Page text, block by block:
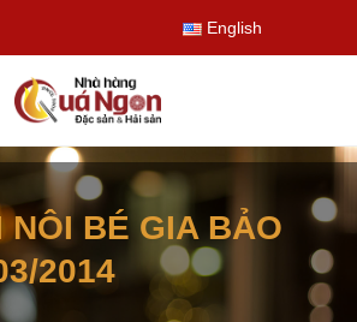
English
NÔI BÉ GIA BẢO
2014